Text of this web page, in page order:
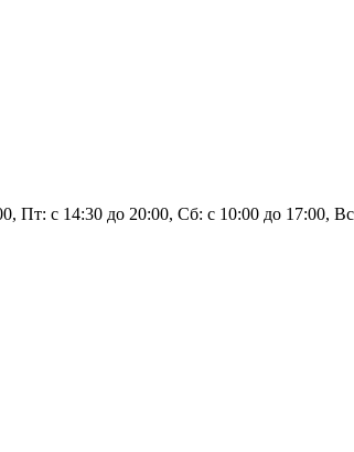
Пт: с 14:30 до 20:00, Сб: с 10:00 до 17:00,